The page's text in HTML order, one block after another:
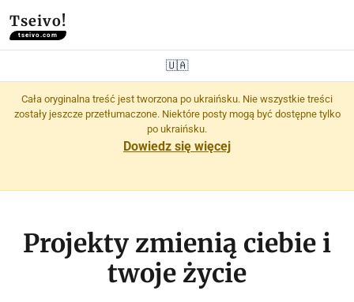
Tseivo!
tseivo.com
🇺🇦
Cała oryginalna treść jest tworzona po ukraińsku. Nie wszystkie treści
zostały jeszcze przetłumaczone. Niektóre posty mogą być dostępne tylko
po ukraińsku.
Dowiedz się więcej
Projekty zmienią ciebie i
twoje życie